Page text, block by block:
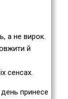
а не вирок.
й
сенсах.
принесе